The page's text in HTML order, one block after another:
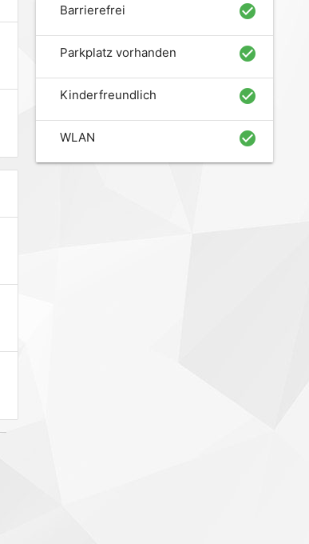
Barrierefrei check_circle
Parkplatz vorhanden check_circle
Kinderfreundlich check_circle
WLAN check_circle